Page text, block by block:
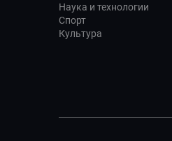
Наука и технологии
Спорт
Культура